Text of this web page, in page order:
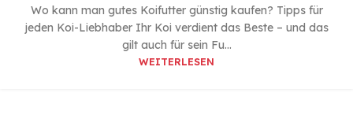
Wo kann man gutes Koifutter günstig kaufen? Tipps für
jeden Koi-Liebhaber Ihr Koi verdient das Beste – und das
gilt auch für sein Fu...
WEITERLESEN